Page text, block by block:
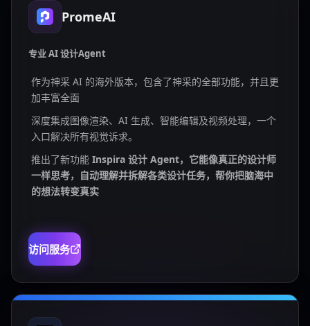
PromeAI
专业 AI 设计Agent
作为神采 AI 的海外版本，包含了神采的全部功能，并且更
加丰富全面
深度集成图像渲染、AI 生成、智能编辑及视频处理，一个
入口解决所有视觉诉求。
推出了新功能 Inspira 设计 Agent，它能像真正的设计师
一样思考，自动理解并拆解各类设计任务，帮你把脑海中
的想法转变真实
访问服务